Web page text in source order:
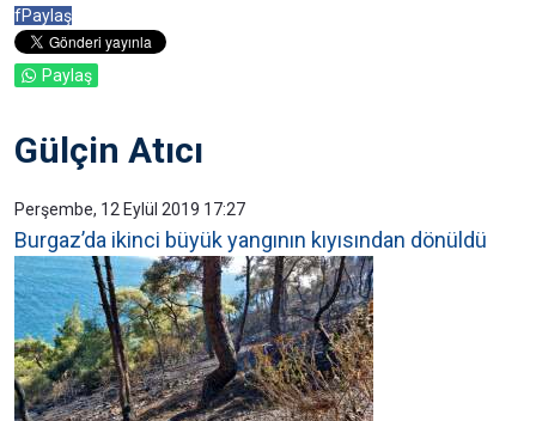
fPaylaş
Paylaş
Gülçin Atıcı
Perşembe, 12 Eylül 2019 17:27
Burgaz’da ikinci büyük yangının kıyısından dönüldü